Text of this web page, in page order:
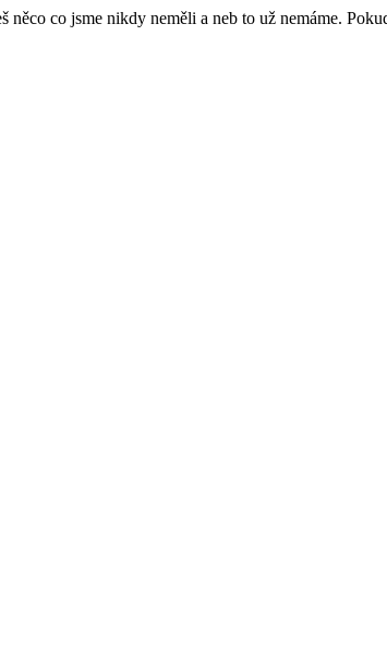
něco co jsme nikdy neměli a neb to už nemáme.